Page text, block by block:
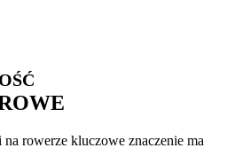
rowerze kluczowe znaczenie ma